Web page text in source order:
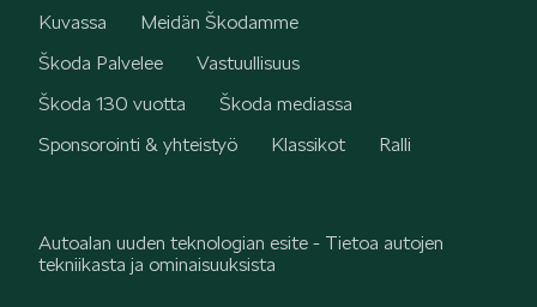
Kuvassa
Meidän Škodamme
Škoda Palvelee
Vastuullisuus
Škoda 130 vuotta
Škoda mediassa
Sponsorointi & yhteistyö
Klassikot Ralli
Autoalan uuden teknologian esite - Tietoa autojen
tekniikasta ja ominaisuuksista